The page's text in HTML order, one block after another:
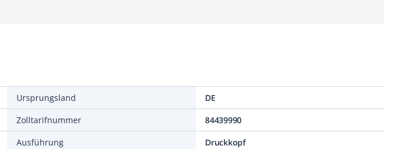
Ursprungsland
DE
Zolltarifnummer
84439990
Ausführung
Druckkopf